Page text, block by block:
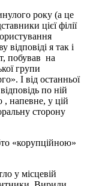
року (а це
цієї філії
відповіді я так і
побував на
групи
І від останньої
по ній
, напевне, у цій
сторону
«корупційною»
у місцевій